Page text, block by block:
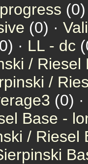
(0) ·
· LL - dc
/ Riesel
/
(0) ·
Base -
/ Riesel